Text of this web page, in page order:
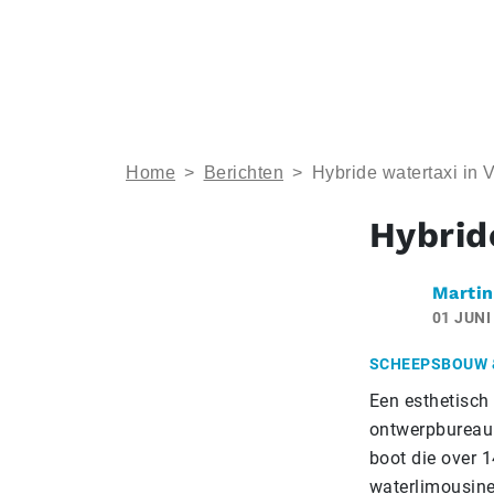
Home > Berichten > Hybride watertaxi in
01
SCHEEPSBOUW
Een
boot die over